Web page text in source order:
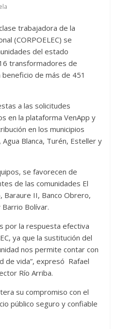
trabajadora de la
(CORPOELEC) se
del estado
transformadores de
de más de 451
a las solicitudes
en la plataforma VenApp y
en los municipios
Blanca, Turén, Esteller y
se favorecen de
de las comunidades El
Baraure II, Banco Obrero,
Bolívar.
por la respuesta efectiva
ya que la sustitución del
nos permite contar con
de vida”, expresó Rafael
Río Arriba.
su compromiso con el
público seguro y confiable